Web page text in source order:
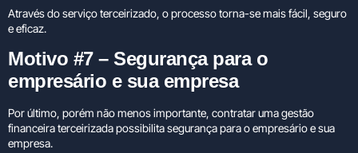
Através do serviço terceirizado, o processo torna-se mais fácil, seguro
e eficaz.
Motivo #7 – Segurança para o
empresário e sua empresa
Por último, porém não menos importante, contratar uma gestão
financeira terceirizada possibilita segurança para o empresário e sua
empresa.